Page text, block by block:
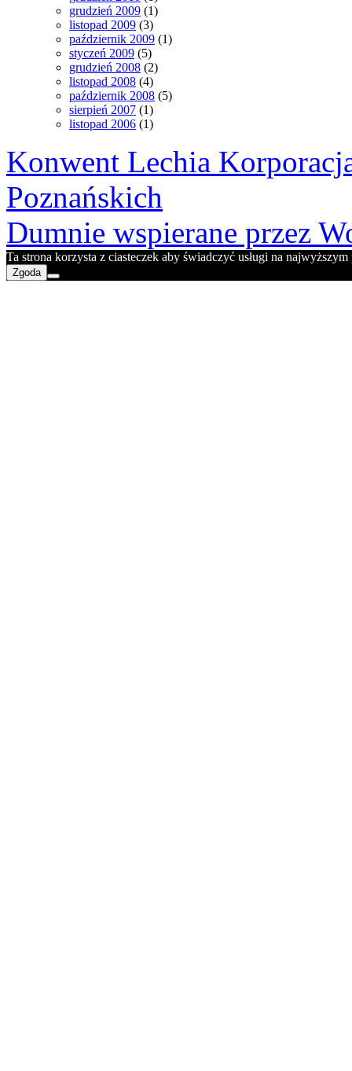
grudzień 2009 (1)
listopad 2009 (3)
październik 2009 (1)
styczeń 2009 (5)
grudzień 2008 (2)
listopad 2008 (4)
październik 2008 (5)
sierpień 2007 (1)
listopad 2006 (1)
Konwent Lechia
Poznańskich
Dumnie wspierane przez
Ta strona korzysta z ciasteczek aby świadczyć usługi na
Zgoda